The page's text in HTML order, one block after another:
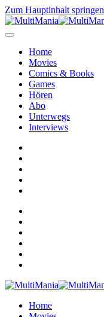
Zum Hauptinhalt springen
Home
Movies
Comics & Books
Games
Hören
Abo
Unterwegs
Interviews
Home